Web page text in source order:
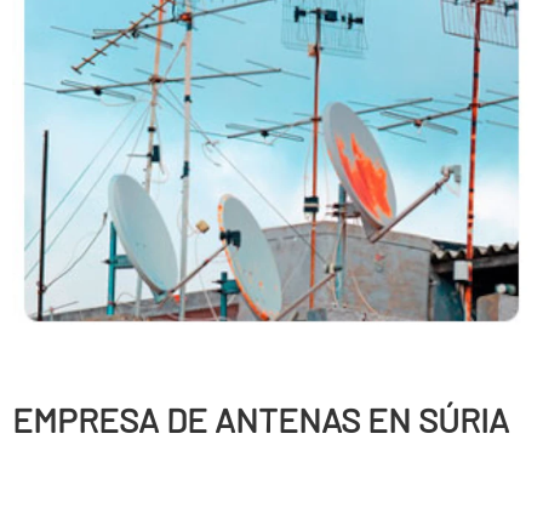
EMPRESA DE ANTENAS EN SÚRIA